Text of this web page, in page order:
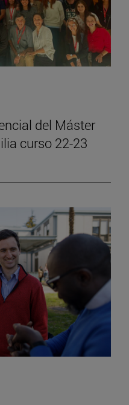
del Máster
curso 22-23